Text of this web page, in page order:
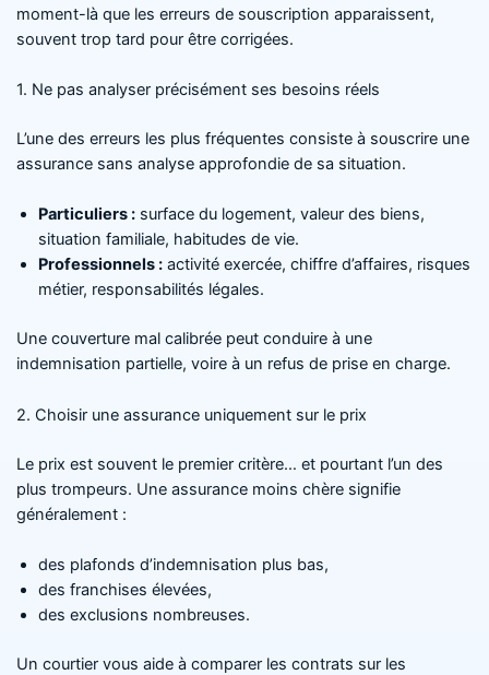
moment-là que les erreurs de souscription apparaissent,
souvent trop tard pour être corrigées.
1. Ne pas analyser précisément ses besoins réels
L’une des erreurs les plus fréquentes consiste à souscrire une
assurance sans analyse approfondie de sa situation.
Particuliers : surface du logement, valeur des biens,
situation familiale, habitudes de vie.
Professionnels : activité exercée, chiffre d’affaires, risques
métier, responsabilités légales.
Une couverture mal calibrée peut conduire à une
indemnisation partielle, voire à un refus de prise en charge.
2. Choisir une assurance uniquement sur le prix
Le prix est souvent le premier critère… et pourtant l’un des
plus trompeurs. Une assurance moins chère signifie
généralement :
des plafonds d’indemnisation plus bas,
des franchises élevées,
des exclusions nombreuses.
Un courtier vous aide à comparer les contrats sur les